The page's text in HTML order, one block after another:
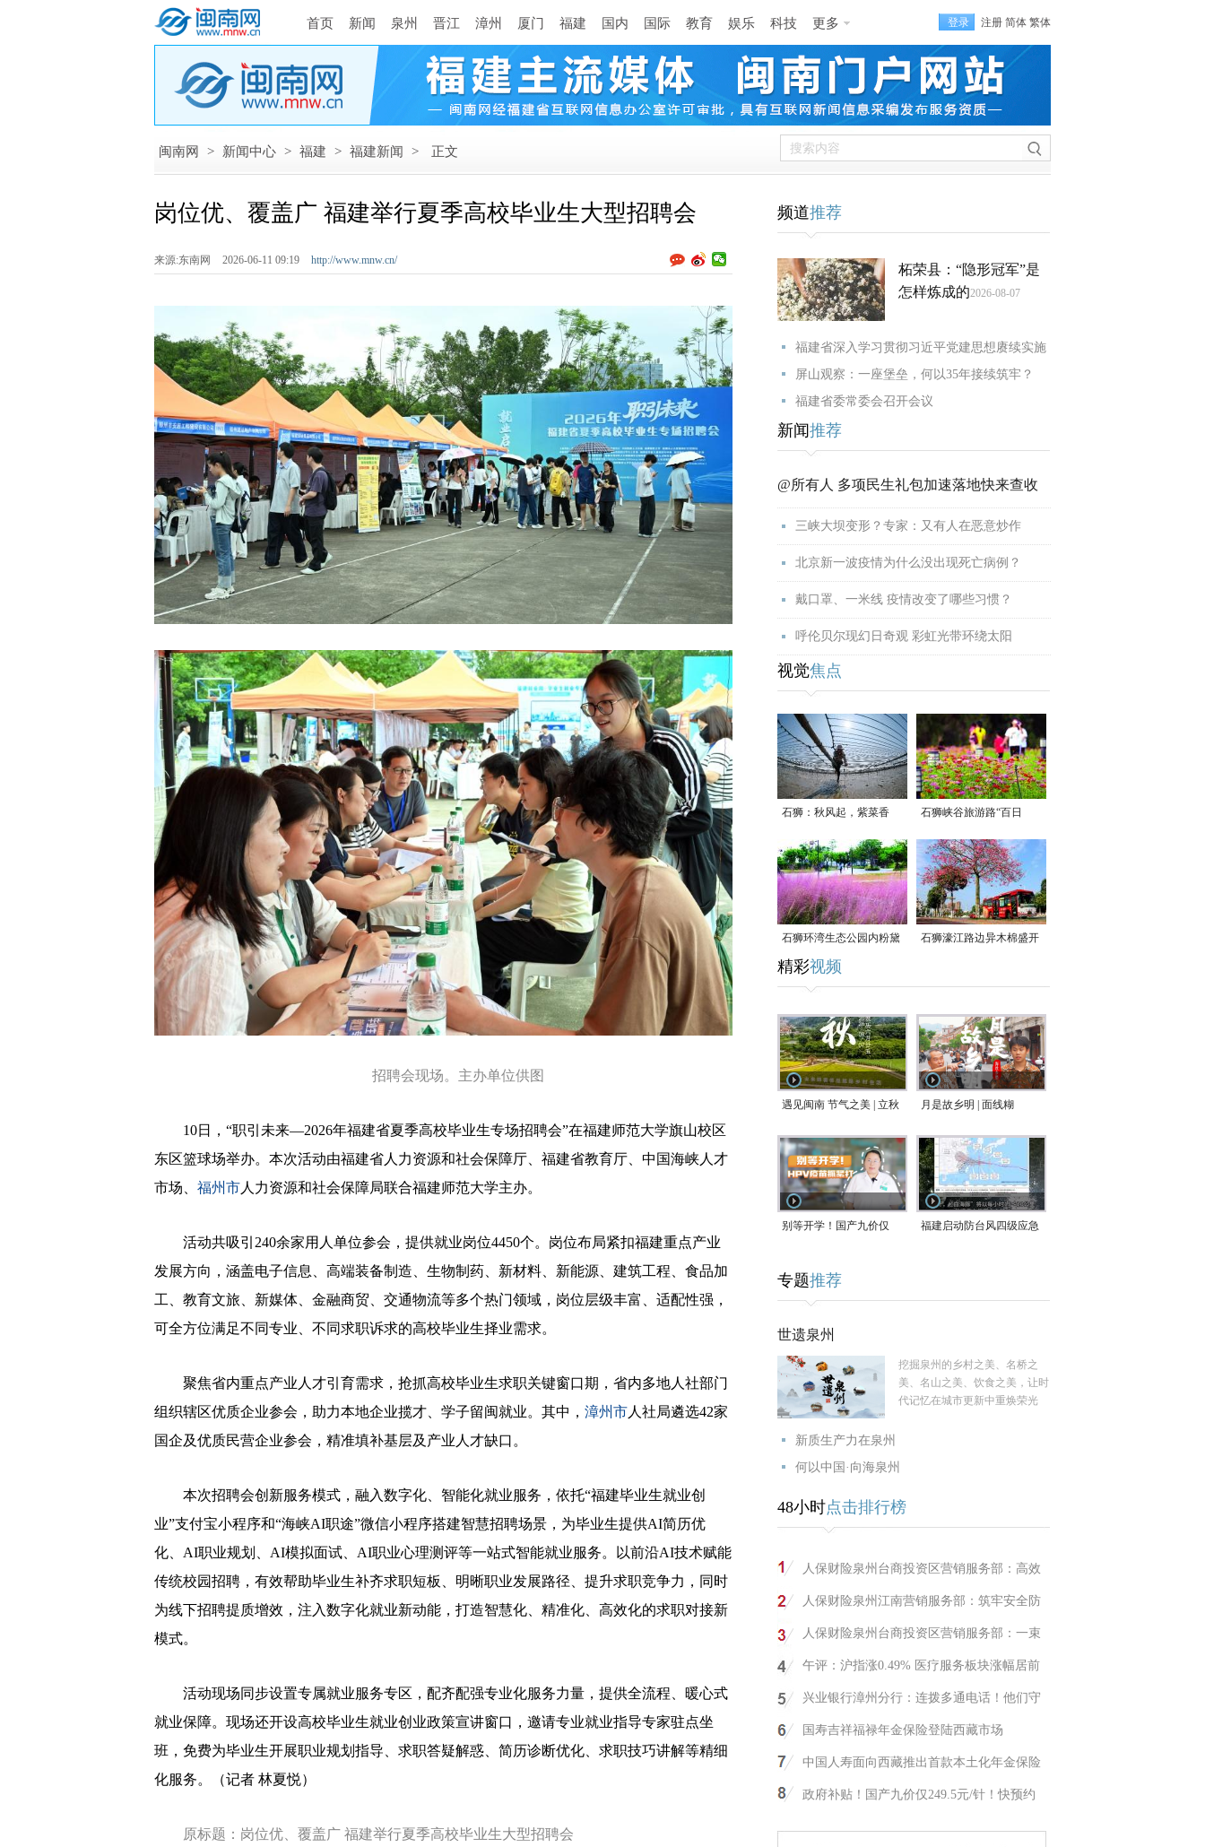
首页 新闻 泉州 晋江 漳州 厦门 福建 国内 国际 教育 娱乐 科技 更多 登录 注册 简体 繁体
闽南网 > 新闻中心 > 福建 > 福建新闻 > 正文
岗位优、覆盖广 福建举行夏季高校毕业生大型招聘会
来源:东南网 2026-06-11 09:19 http://www.mnw.cn/
招聘会现场。主办单位供图
10日，“职引未来—2026年福建省夏季高校毕业生专场招聘会”在福建师范大学旗山校区
东区篮球场举办。本次活动由福建省人力资源和社会保障厅、福建省教育厅、中国海峡人才
市场、 福州市人力资源和社会保障局联合福建师范大学主办。
活动共吸引240余家用人单位参会，提供就业岗位4450个。岗位布局紧扣福建重点产业
发展方向，涵盖电子信息、高端装备制造、生物制药、新材料、新能源、建筑工程、食品加
工、教育文旅、新媒体、金融商贸、交通物流等多个热门领域，岗位层级丰富、适配性强，
可全方位满足不同专业、不同求职诉求的高校毕业生择业需求。
聚焦省内重点产业人才引育需求，抢抓高校毕业生求职关键窗口期，省内多地人社部门
组织辖区优质企业参会，助力本地企业揽才、学子留闽就业。其中， 漳州市人社局遴选42家
国企及优质民营企业参会，精准填补基层及产业人才缺口。
本次招聘会创新服务模式，融入数字化、智能化就业服务，依托“福建毕业生就业创
业”支付宝小程序和“海峡AI职途”微信小程序搭建智慧招聘场景，为毕业生提供AI简历优
化、AI职业规划、AI模拟面试、AI职业心理测评等一站式智能就业服务。以前沿AI技术赋能
传统校园招聘，有效帮助毕业生补齐求职短板、明晰职业发展路径、提升求职竞争力，同时
为线下招聘提质增效，注入数字化就业新动能，打造智慧化、精准化、高效化的求职对接新
模式。
活动现场同步设置专属就业服务专区，配齐配强专业化服务力量，提供全流程、暖心式
就业保障。现场还开设高校毕业生就业创业政策宣讲窗口，邀请专业就业指导专家驻点坐
班，免费为毕业生开展职业规划指导、求职答疑解惑、简历诊断优化、求职技巧讲解等精细
化服务。
（记者 林夏悦）
原标题：岗位优、覆盖广 福建举行夏季高校毕业生大型招聘会
频道推荐
柘荣县：“隐形冠军”是
怎样炼成的2026-08-07
福建省深入学习贯彻习近平党建思想赓续实施
屏山观察：一座堡垒，何以35年接续筑牢？
福建省委常委会召开会议
新闻推荐
@所有人 多项民生礼包加速落地快来查收
三峡大坝变形？专家：又有人在恶意炒作
北京新一波疫情为什么没出现死亡病例？
戴口罩、一米线 疫情改变了哪些习惯？
呼伦贝尔现幻日奇观 彩虹光带环绕太阳
视觉焦点
石狮：秋风起，紫菜香 石狮峡谷旅游路“百日
草”争相斗艳
石狮环湾生态公园内粉黛
乱子草盛放
石狮濠江路边异木棉盛开
精彩视频
遇见闽南 节气之美 | 立秋 月是故乡明 | 面线糊
别等开学！国产九价仅
紧打
福建启动防台风四级应急
专题推荐
世遗泉州
挖掘泉州的乡村之美、名桥之
美、名山之美、饮食之美，让时
代记忆在城市更新中重焕荣光
新质生产力在泉州
何以中国·向海泉州
48小时点击排行榜
人保财险泉州台商投资区营销服务部：高效
人保财险泉州江南营销服务部：筑牢安全防
人保财险泉州台商投资区营销服务部：一束
午评：沪指涨0.49% 医疗服务板块涨幅居前
兴业银行漳州分行：连拨多通电话！他们守
国寿吉祥福禄年金保险登陆西藏市场
中国人寿面向西藏推出首款本土化年金保险
政府补贴！国产九价仅249.5元/针！快预约